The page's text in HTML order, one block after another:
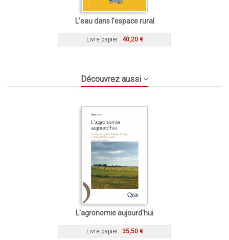
L'eau dans l'espace rural
Livre papier 40,20 €
Découvrez aussi
L'agronomie aujourd'hui
Livre papier 35,50 €